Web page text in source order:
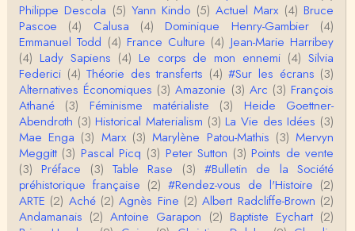
Philippe Descola (5) Yann Kindo (5) Actuel Marx (4) Bruce
Pascoe
(4) Calusa (4) Dominique Henry-Gambier
(4)
Emmanuel Todd (4) France Culture (4) Jean-Marie Harribey
(4) Lady Sapiens (4) Le corps de mon ennemi (4) Silvia
Federici (4) Théorie des transferts (4) #Sur les écrans (3)
Alternatives Économiques (3) Amazonie (3) Arc (3) François
Athané
(3) Féminisme matérialiste (3)
Heide Goettner-
Abendroth (3) Historical Materialism (3) La Vie des Idées (3)
Mae Enga (3) Marx (3) Marylène Patou-Mathis (3) Mervyn
Meggitt (3) Pascal Picq (3) Peter Sutton (3) Points de vente
(3) Préface (3) Table Rase (3) #Bulletin de la Société
préhistorique française (2) #Rendez-vous de l'Histoire (2)
ARTE (2) Aché (2) Agnès Fine (2) Albert Radcliffe-Brown (2)
Andamanais (2) Antoine Garapon (2) Baptiste Eychart (2)